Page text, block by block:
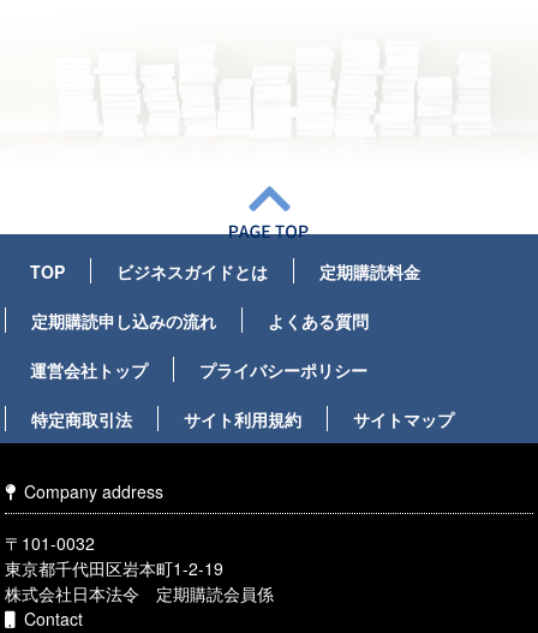
TOP ビジネスガイドとは 定期購読料金
定期購読申し込みの流れ よくある質問
運営会社トップ プライバシーポリシー
特定商取引法 サイト利用規約 サイトマップ
Company address
〒101-0032
東京都千代田区岩本町1-2-19
株式会社日本法令 定期購読会員係
Contact